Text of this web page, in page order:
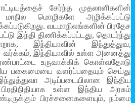
சேர்ந்த முதலாளிகளின்
மொழிகளே அழிக்கப்பட்டு
வடமாநிலங்களின் பிரதேச
இந்தி திணிக்கப்பட்டது, தொடர்ந்து
இந்தியாவின் இந்துத்துவ,
வர்க்கம், இந்தியாவில் உள்ள அனைத்து
உருவாக்கிக் கொள்வதோடு
பகைமையை வளர்ப்பதையும் செய்து
அடிப்படையிலான இந்திய
உள்ள இந்திய அரசும்
பிரச்சனைகளையும், நம்மை